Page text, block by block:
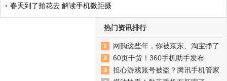
春天到了拍花去 解读手机微距摄
热门资讯排行
网购这些年，你被京东、淘宝挣了
60页干货！360手机助手发布
担心游戏账号被盗？腾讯手机管家